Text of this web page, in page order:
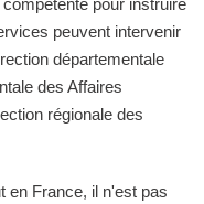
peuvent intervenir
départementale
des Affaires
régionale des
en France, il n'est pas